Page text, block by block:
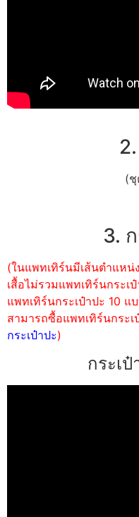
(
3.
(ในแพทเทิร์นมีเส้นตำแหน่
เสื้อไม่รวมแพทเทิร์นกระเ
แพทเทิร์นกระเป๋าปะ 10 แ
สามารถซื้อแพทเทิร์นกระ
กระเป๋าปะ)
กระเ